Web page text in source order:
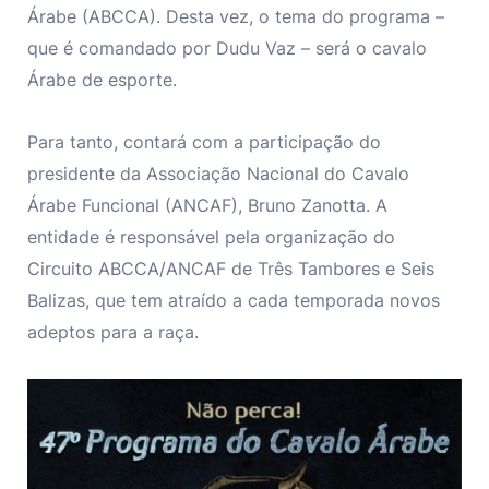
Árabe (ABCCA). Desta vez, o tema do programa –
que é comandado por Dudu Vaz – será o cavalo
Árabe de esporte.
Para tanto, contará com a participação do
presidente da Associação Nacional do Cavalo
Árabe Funcional (ANCAF), Bruno Zanotta. A
entidade é responsável pela organização do
Circuito ABCCA/ANCAF de Três Tambores e Seis
Balizas, que tem atraído a cada temporada novos
adeptos para a raça.